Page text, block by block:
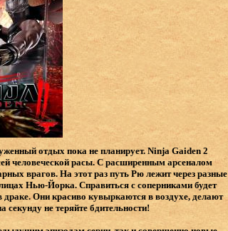
отдых пока не планирует. Ninja Gaiden 2
человеческой расы. С расширенным арсеналом
врагов. На этот раз путь Рю лежит через разные
Нью-Йорка. Справиться с соперниками будет
Они красиво кувыркаются в воздухе, делают
не теряйте бдительности!